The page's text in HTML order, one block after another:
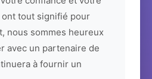
tout signifié pour
nous sommes heureux
avec un partenaire de
à fournir un